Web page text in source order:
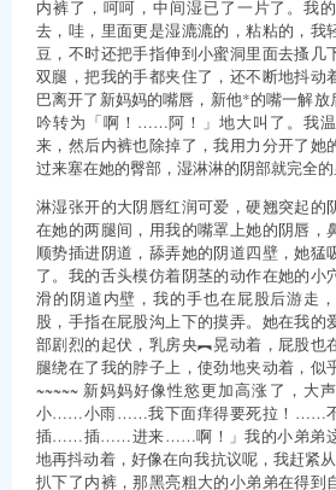
内裤了，呵呵，中间湿已了一片了。我
去，哇，里面更是湿漉漉的，粘粘的，我
豆，不时还把手指伸到小蜜洞里面去搔几
双腿，把我的手都夹住了，还不断地抖动
巴离开了新妈妈的嘴唇，新他*的嘴一解
吟转为「啊！……阿！」地大叫了。我
来，然后内裤也除掉了，我用力分开了她
过来塞在她的臀部，湿淋淋的阴部就完全的
淋湿张开的大阴唇红润可爱，硬翘突起的
在她的两腿间，用我的嘴罩上她的阴唇，
顺势插进阴道，舔弄她的阴道四壁，她猛
了。我的舌头模仿着阴茎的动作在她的小
滑的阴道内壁，我的手也在屁股后游走
股，手指在屁股沟上下的摸弄。她在我的
部剧烈的起伏，乳房央︻晃动着，屁股也
腿绕在了我的脖子上，使劲地夹动着，似
~~~~~ 新妈妈好像性慾更加高涨了，
小……小雨……我下面痒得要死拉！……
插……插……进来……啊！」我的小弟弟这
地再抖动着，好像在向我抗议呢，我赶紧
扒下了内裤，那黑亮粗大的小弟弟在得到